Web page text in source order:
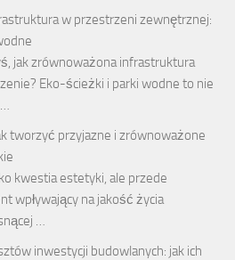
w przestrzeni zewnętrznej:
jak zrównoważona infrastruktura
Eko-ścieżki i parki wodne to nie
tworzyć przyjazne i zrównoważone
kwestia estetyki, ale przede
wpływający na jakość życia
…
inwestycji budowlanych: jak ich